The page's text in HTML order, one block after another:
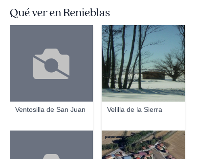
Qué ver en Renieblas
Ventosilla de San Juan Velilla de la Sierra
C.Arlegui
panoramio